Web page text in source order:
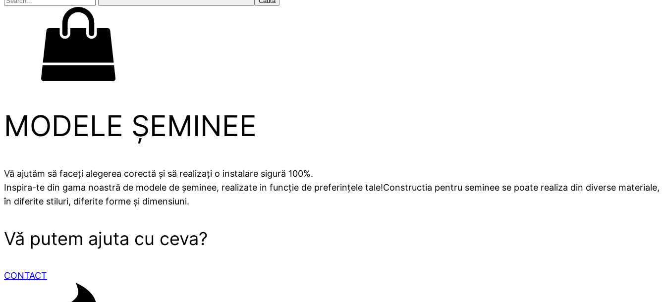
MODELE ȘEMINEE
Vă ajutăm să faceți alegerea corectă și să realizați o instalare sigură 100%.
Inspira-te din gama noastră de modele de șeminee, realizate in funcție de preferințele tale!Constructia pentru seminee se poate realiza din diverse materiale,
în diferite stiluri, diferite forme și dimensiuni.
Vă putem ajuta cu ceva?
CONTACT